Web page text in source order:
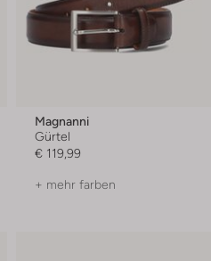
Magnanni
Gürtel
€ 119,99
+ mehr farben